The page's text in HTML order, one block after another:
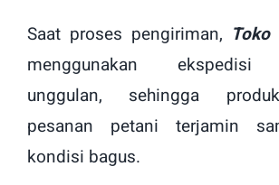
Saat proses pengiriman, Toko
menggunakan ekspedisi
unggulan, sehingga
pesanan petani terjamin
kondisi bagus.